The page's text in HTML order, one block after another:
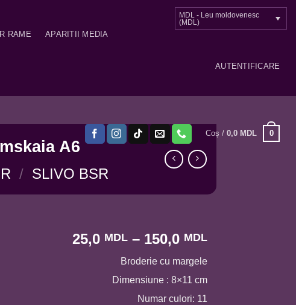
RAME APARITII MEDIA
MDL - Leu moldovenesc
(MDL)
AUTENTIFICARE
Coș /0,0 MDL 0
A6
/ SLIVO BSR
25,0 MDL – 150,0 MDLInterval
prețuri:
25,0 MDL
Broderie cu margele
Dimensiune : 8×11 cm
Numar culori: 11